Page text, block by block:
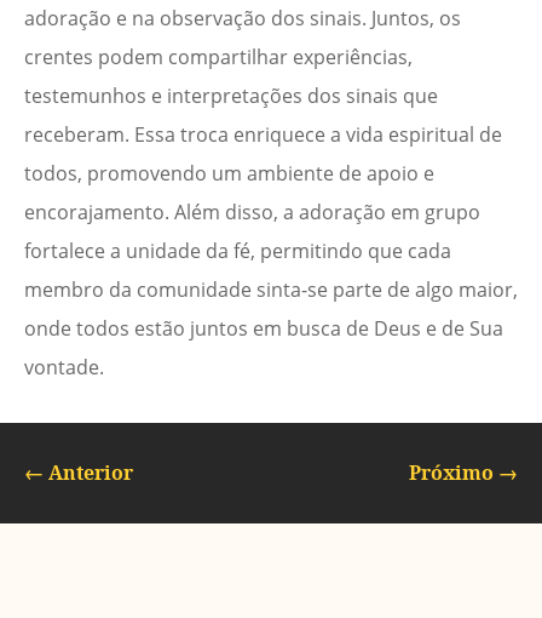
adoração e na observação dos sinais. Juntos, os
crentes podem compartilhar experiências,
testemunhos e interpretações dos sinais que
receberam. Essa troca enriquece a vida espiritual de
todos, promovendo um ambiente de apoio e
encorajamento. Além disso, a adoração em grupo
fortalece a unidade da fé, permitindo que cada
membro da comunidade sinta-se parte de algo maior,
onde todos estão juntos em busca de Deus e de Sua
vontade.
← Anterior Próximo →